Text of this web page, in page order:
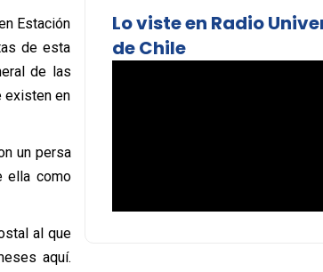
Estación
de esta
de las
existen en
un persa
ella como
al que
aquí.
Lo viste en Radio
de Chile